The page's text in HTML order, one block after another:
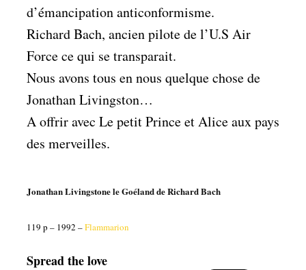
d’émancipation anticonformisme.
Richard Bach, ancien pilote de l’U.S Air
Force ce qui se transparait.
Nous avons tous en nous quelque chose de
Jonathan Livingston…
A offrir avec Le petit Prince et Alice aux pays
des merveilles.
Jonathan Livingstone le Goéland de Richard Bach
119 p – 1992 –Flammarion
Spread the love